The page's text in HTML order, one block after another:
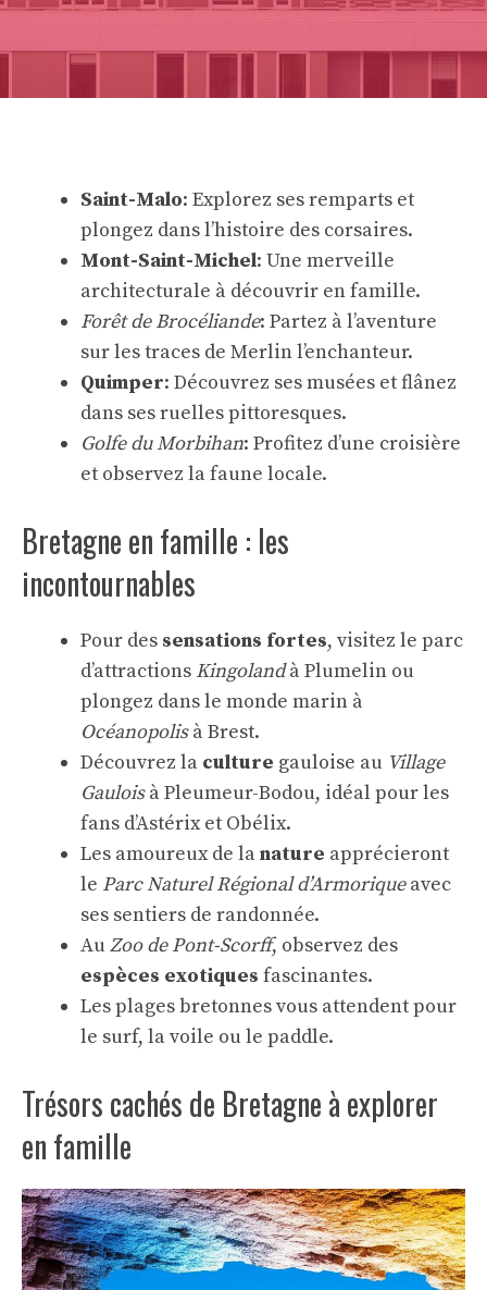
Saint-Malo: Explorez ses remparts et
plongez dans l’histoire des corsaires.
Mont-Saint-Michel: Une merveille
architecturale à découvrir en famille.
Forêt de Brocéliande: Partez à l’aventure
sur les traces de Merlin l’enchanteur.
Quimper: Découvrez ses musées et flânez
dans ses ruelles pittoresques.
Golfe du Morbihan: Profitez d’une croisière
et observez la faune locale.
Bretagne en famille : les
incontournables
Pour des sensations fortes, visitez le parc
d’attractions Kingolandà Plumelin ou
plongez dans le monde marin à
Océanopolisà Brest.
Découvrez la culture gauloise au Village
Gauloisà Pleumeur-Bodou, idéal pour les
fans d’Astérix et Obélix.
Les amoureux de lanature apprécieront
le Parc Naturel Régional d’Armoriqueavec
ses sentiers de randonnée.
Au Zoo de Pont-Scorff, observez des
espèces exotiques fascinantes.
Les plages bretonnes vous attendent pour
le surf, la voile ou le paddle.
Trésors cachés de Bretagne à explorer
en famille